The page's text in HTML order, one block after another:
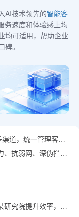
AI技术领先的智能客
务速度和体验感上均
均可适用，帮助企业
。
，统一管理客户对话
智能质检系统三项硬指标领先竞品